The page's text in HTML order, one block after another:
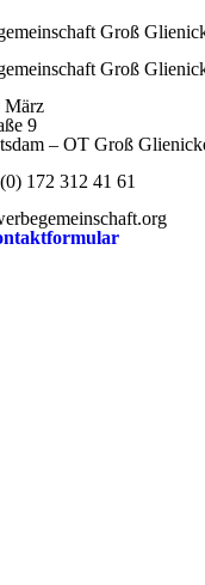
Groß
Groß
März
9
– OT Groß
172 312 41 61